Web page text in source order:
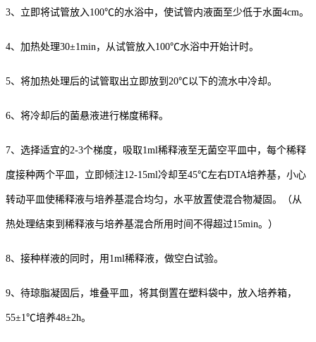
3、立即将试管放入100℃的水浴中，使试管内液面至少低于水面4cm。
4、加热处理30±1min，从试管放入100℃水浴中开始计时。
5、将加热处理后的试管取出立即放到20℃以下的流水中冷却。
6、将冷却后的菌悬液进行梯度稀释。
7、选择适宜的2-3个梯度，吸取1ml稀释液至无菌空平皿中，每个稀释
度接种两个平皿，立即倾注12-15ml冷却至45℃左右DTA培养基，小心
转动平皿使稀释液与培养基混合均匀，水平放置使混合物凝固。（从
热处理结束到稀释液与培养基混合所用时间不得超过15min。）
8、接种样液的同时，用1ml稀释液，做空白试验。
9、待琼脂凝固后，堆叠平皿，将其倒置在塑料袋中，放入培养箱，
55±1℃培养48±2h。